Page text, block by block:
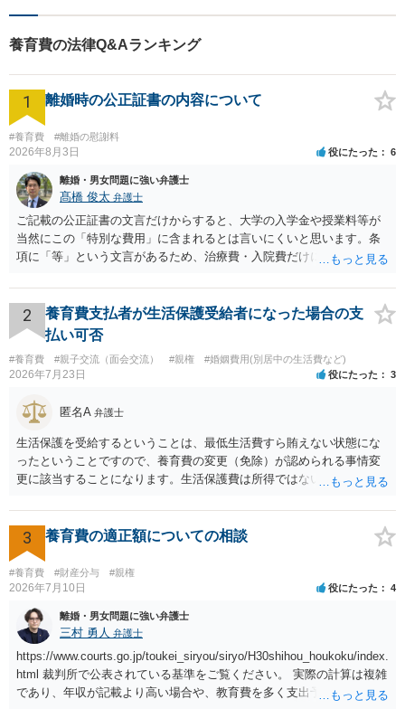
に、何とか笑顔を取り戻して
トーにしております。
養育費の法律Q&Aランキング
1 離婚時の公正証書の内容について
#養育費 #離婚の慰謝料
2026年8月3日 役にたった 6
離婚・男女問題に強い弁護士
髙橋 俊太 弁護士
ご記載の公正証書の文言だけからすると、大学の入学金や授業料等が
当然にこの「特別な費用」に含まれるとは言いにくいと思います。条
項に「等」という文言があるため、治療費・入院費だけに限定される
れていますので、通常は、病気や事故によって臨時に必要となった医
療費その他これに類する特別支出を念頭に置いた条項と読むのが自然
です。したがって、大学の入学金、授業料、受験費用などの教育費に
ついてまで、「この条項があるから当然に半額を請求できる」とまで
は言いにくいと思われます。なお、通常、大学進学費用をどこまで負
担すべきかについては、離婚時の合意内容のほか、子どもの年齢、大
学進学についての父母の認識、父母の学歴・収入・資産状況、進学先
や費用などを踏まえて個別に検討することになります。公正証書の他
の条項において、養育費の終期についてどのように定められている
か、大学進学に関する定めの有無、「教育費」「進学費用」に関する
定めの有無等について確認する必要があると考えられます。
2
養育費支払者が生活保護受給者になった場合の支
払い可否
#養育費 #親子交流（面会交流） #親権 #婚姻費用(別居中の生活費など)
2026年7月23日 役にたった 3
匿名A 弁護士
生活保護を受給するということは、最低生活費すら賄えない状態にな
ったということですので、養育費の変更（免除）が認められる事情変
更に該当することになります。生活保護費は所得ではないので、「保
支払った場合に返還請求権が認められたり役所から何らかのペナルテ
ィが課されたりするわけではなく、「残りのお金で自己責任で生活せ
よ」ということになるので、生活保護を受給することになった時はす
みやかに合意のための話し合いあるいは調停申立てをすべきでしょ
う。
3 養育費の適正額についての相談
#養育費 #財産分与 #親権
2026年7月10日 役にたった 4
離婚・男女問題に強い弁護士
三村 勇人 弁護士
https://www.courts.go.jp/toukei_siryou/siryo/H30shihou_houkoku/index.
html 裁判所で公表されている基準をご覧ください。 実際の計算は複雑
であり、年収が記載より高い場合や、教育費を多く支出予定される場